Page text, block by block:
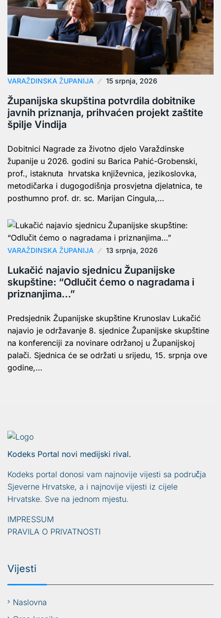
VARAŽDINSKA ŽUPANIJA 15 srpnja, 2026
Županijska skupština potvrdila dobitnike
javnih priznanja, prihvaćen projekt zaštite
špilje Vindija
Dobitnici Nagrade za životno djelo Varaždinske
županije u 2026. godini su Barica Pahić-Grobenski,
prof., istaknuta hrvatska književnica, jezikoslovka,
metodičarka i dugogodišnja prosvjetna djelatnica, te
posthumno prof. dr. sc. Marijan Cingula,…
VARAŽDINSKA ŽUPANIJA 13 srpnja, 2026
Lukačić najavio sjednicu Županijske
skupštine: “Odlučit ćemo o nagradama i
priznanjima…”
Predsjednik Županijske skupštine Krunoslav Lukačić
najavio je održavanje 8. sjednice Županijske skupštine
na konferenciji za novinare održanoj u Županijskoj
palači. Sjednica će se održati u srijedu, 15. srpnja ove
godine,…
Kodeks Portal novi medijski rival.
Kodeks portal donosi vam najnovije vijesti sa područja
Sjeverne Hrvatske, a i najnovije vijesti iz cijele
Hrvatske. Sve na jednom mjestu.
IMPRESSUM
PRAVILA O PRIVATNOSTI
Vijesti
Naslovna